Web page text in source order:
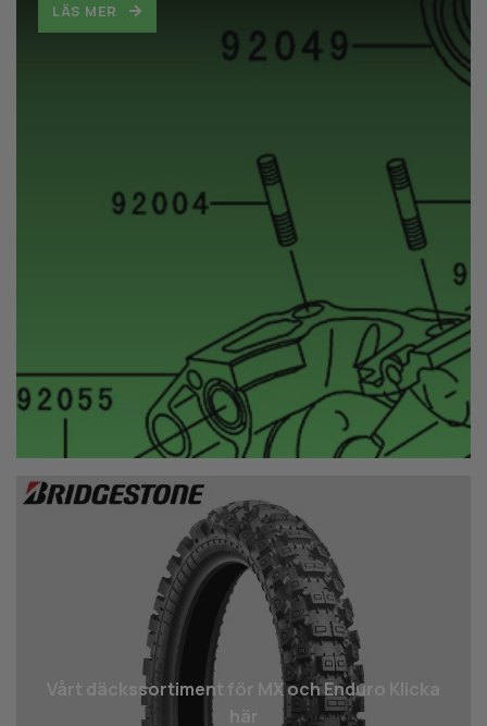
LÄS MER
Vårt däcks­sortiment för MX och Enduro Klicka